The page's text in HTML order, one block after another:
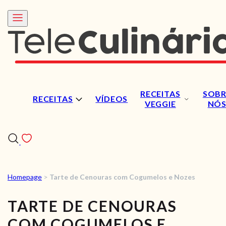
RECEITAS VÍDEOS
RECEITAS
VEGGIE
NÓS
RECEITAS
VÍDEOS
Homepage > Tarte de Cenouras com Cogumelos e Nozes
TARTE DE CENOURAS